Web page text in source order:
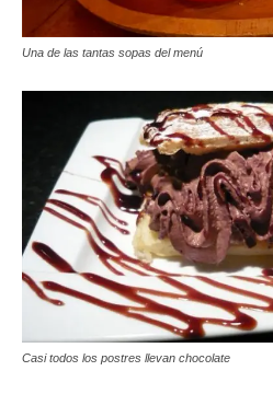
Una de las tantas sopas del menú
Casi todos los postres llevan chocolate